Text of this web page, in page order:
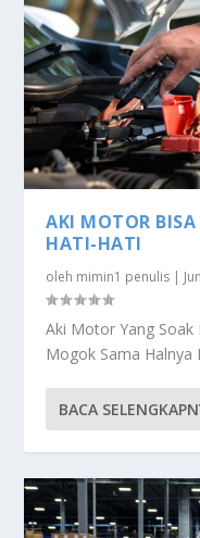
AKI MOTOR BISA
HATI-HATI
oleh mimin1 penulis
Aki Motor Yang
Mogok Sama Halnya
BACA